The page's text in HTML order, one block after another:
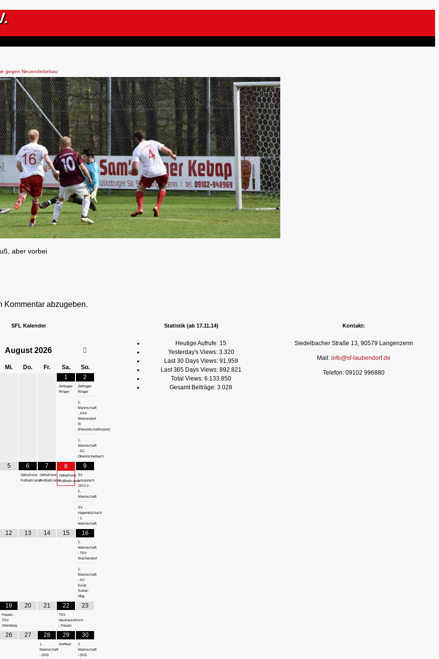
gegen Neuendettelsau
aber vorbei
Kommentar abzugeben.
SFL Kalender
August 2026
Mi. Do. Fr. Sa.
So.
1
Zeltlager
Ringer
2
Zeltlager
Ringer
2.
Mannschaft
- ASV
Weisendorf
(Freundschaftsspiel)
1.
Mannschaft
- SC
Obermichelbach
5 6
OrthoPoint
Fußballcamp
7
OrthoPoint
Fußballcamp
8
OrthoPoint
Fußballcamp
9
SV
Losaurach
1972 II -
2.
Mannschaft
SV
Hagenbüchach
- 1.
Mannschaft
12 13 14 15 16
2.
Mannschaft
- TSV
Wachendorf
1.
Mannschaft
- SV
Eyüp
Sultan
Nbg.
19
Frauen -
TSV
Altenberg
20 21 22
TSV
Neuhaus/Aisch
- Frauen
23
26 27 28
1.
Mannschaft
- (SG)
29
Dorffest
30
2.
Mannschaft
- (SG)
Statistik (ab 17.11.14)
Heutige Aufrufe: 15
Yesterday's Views: 3.320
Last 30 Days Views: 91.959
Last 365 Days Views: 892.821
Total Views: 6.133.850
Gesamt Beiträge: 3.028
Kontakt:
Siedelbacher Straße 13, 90579 Langenzenn
Mail: info@sf-laubendorf.de
Telefon: 09102 996880